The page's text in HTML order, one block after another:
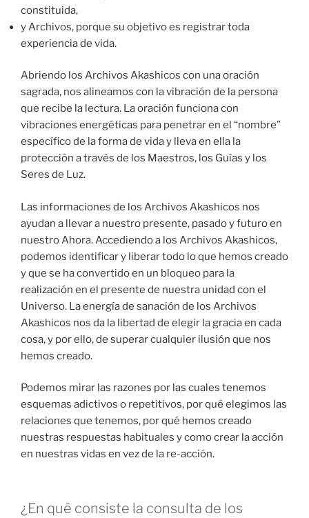
constituida,
y Archivos, porque su objetivo es registrar toda
experiencia de vida.
Abriendo los Archivos Akashicos con una oración
sagrada, nos alineamos con la vibración de la persona
que recibe la lectura. La oración funciona con
vibraciones energéticas para penetrar en el “nombre”
específico de la forma de vida y lleva en ella la
protección a través de los Maestros, los Guías y los
Seres de Luz.
Las informaciones de los Archivos Akashicos nos
ayudan a llevar a nuestro presente, pasado y futuro en
nuestro Ahora. Accediendo a los Archivos Akashicos,
podemos identificar y liberar todo lo que hemos creado
y que se ha convertido en un bloqueo para la
realización en el presente de nuestra unidad con el
Universo. La energía de sanación de los Archivos
Akashicos nos da la libertad de elegir la gracia en cada
cosa, y por ello, de superar cualquier ilusión que nos
hemos creado.
Podemos mirar las razones por las cuales tenemos
esquemas adictivos o repetitivos, por qué elegimos las
relaciones que tenemos, por qué hemos creado
nuestras respuestas habituales y como crear la acción
en nuestras vidas en vez de la re-acción.
¿En qué consiste la consulta de los